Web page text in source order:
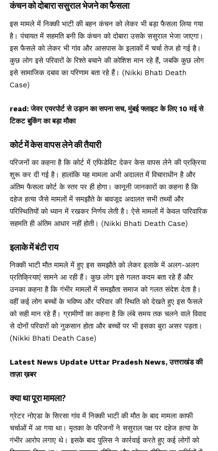
कंचन को दोबारा ससुराल भेजने का फैसला
इस मामले में निक्की भाटी की बहन कंचन को लेकर भी बड़ा फैसला लिया गया
है। पंचायत में सहमति बनी कि कंचन को दोबारा उसके ससुराल भेजा जाएगा।
इस फैसले को लेकर भी गांव और आसपास के इलाकों में चर्चा तेज हो गई है।
कुछ लोग इसे परिवारों के रिश्ते बचाने की कोशिश मान रहे हैं, जबकि कुछ लोग
इसे सामाजिक दबाव का परिणाम बता रहे हैं। (Nikki Bhati Death
Case)
read:जेवर एयरपोर्ट से उड़ान का सपना सच, मुंबई फ्लाइट के लिए 10 मई से
टिकट बुकिंग का बड़ा मौका
कोर्ट में केस वापस लेने की तैयारी
परिजनों का कहना है कि कोर्ट में एफिडेविट देकर केस वापस लेने की प्रक्रिया
शुरू कर दी गई है। हालांकि यह मामला अभी अदालत में विचाराधीन है और
अंतिम फैसला कोर्ट के स्तर पर ही होगा। कानूनी जानकारों का कहना है कि
दहेज हत्या जैसे मामलों में समझौते के बावजूद अदालत सभी तथ्यों और
परिस्थितियों को ध्यान में रखकर निर्णय लेती है। ऐसे मामलों में केवल पारिवारिक
सहमति ही अंतिम आधार नहीं होती। (Nikki Bhati Death Case)
इलाके में बंटी राय
निक्की भाटी मौत मामले में हुए इस समझौते को लेकर इलाके में अलग-अलग
प्रतिक्रियाएं सामने आ रही हैं। कुछ लोग इसे गलत कदम बता रहे हैं और
उनका कहना है कि गंभीर मामलों में समझौता समाज को गलत संदेश देता है।
वहीं कई लोग बच्चों के भविष्य और परिवार की स्थिति को देखते हुए इस फैसले
को सही मान रहे हैं। ग्रामीणों का कहना है कि लंबे समय तक चलने वाले विवाद
से दोनों परिवारों को नुकसान होता और बच्चों पर भी इसका बुरा असर पड़ता।
(Nikki Bhati Death Case)
Latest News Update Uttar Pradesh News, उत्तराखंड की
ताज़ा ख़बर
क्या था पूरा मामला?
ग्रेटर नोएडा के सिरसा गांव में निक्की भाटी की मौत के बाद मामला काफी
चर्चाओं में आ गया था। मृतका के परिजनों ने ससुराल पक्ष पर दहेज हत्या के
गंभीर आरोप लगाए थे। इसके बाद पुलिस ने कार्रवाई करते हुए कई लोगों को